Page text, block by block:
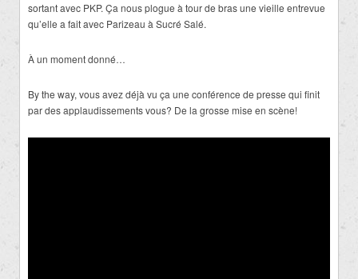
sortant avec PKP. Ça nous plogue à tour de bras une vieille entrevue
qu’elle a fait avec Parizeau à Sucré Salé.
À un moment donné…
By the way, vous avez déjà vu ça une conférence de presse qui finit
par des applaudissements vous? De la grosse mise en scène!